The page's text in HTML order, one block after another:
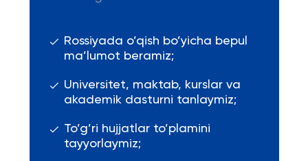
Rossiyada o’qish bo’yicha bepul
ma’lumot beramiz;
Universitet, maktab, kurslar va
akademik dasturni tanlaymiz;
To’g’ri hujjatlar to’plamini
tayyorlaymiz;